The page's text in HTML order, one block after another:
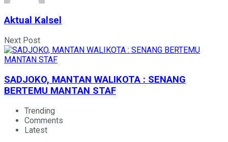
Aktual Kalsel
Next Post
SADJOKO, MANTAN WALIKOTA : SENANG
BERTEMU MANTAN STAF
Trending
Comments
Latest